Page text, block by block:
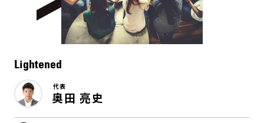
Lightened
代表
奥田 亮史